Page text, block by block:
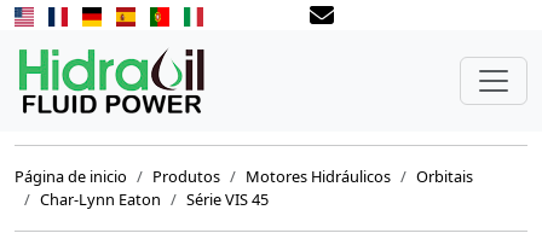
Página de inicio Produtos Motores Hidráulicos
Orbitais
Char-Lynn Eaton
Série VIS 45